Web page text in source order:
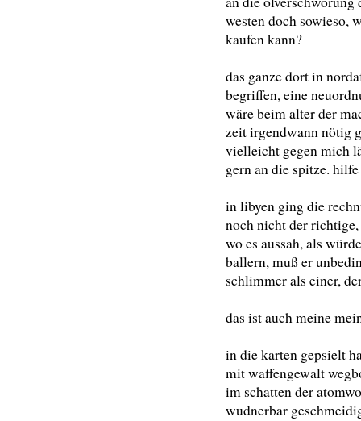
westen doch sowieso,
kaufen kann?
das ganze dort in
begriffen, eine
wäre beim alter der
zeit irgendwann nötig
vielleicht gegen mich
gern an die spitze.
in libyen ging die
noch nicht der
wo es aussah, als
ballern, muß er
schlimmer als einer,
das ist auch meine
in die karten gepsielt
mit waffengewalt
im schatten der
wudnerbar